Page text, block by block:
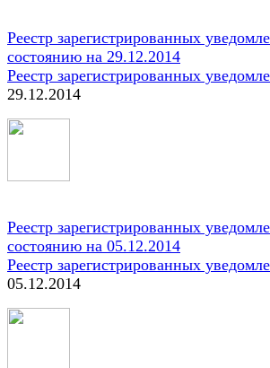
Реестр зарегистрированных
состоянию на 29.12.2014
Реестр зарегистрированных
29.12.2014
Реестр зарегистрированных
состоянию на 05.12.2014
Реестр зарегистрированных
05.12.2014